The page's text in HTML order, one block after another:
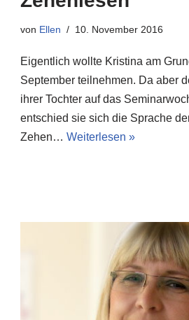
von Ellen 10. November 2016
Eigentlich wollte Kristina am
September teilnehmen. Da aber
ihrer Tochter auf das
entschied sie sich die Sprache
Zehen… Weiterlesen »